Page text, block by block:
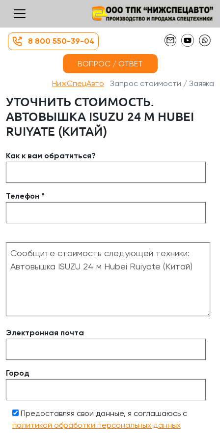
8 800 550-39-04
ВОПРОС / ОТВЕТ
НижСпецАвто Запрос стоимости / Заявка
УТОЧНИТЬ СТОИМОСТЬ.
АВТОВЫШКА ISUZU 24 М HUBEI
RUIYATE (КИТАЙ)
Как к вам обратиться?
Телефон *
Электронная почта
Город
Предоставляя свои данные, я соглашаюсь с
политикой обработки персональных данных